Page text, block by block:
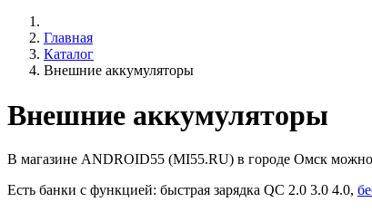
Главная
Каталог
Внешние аккумуляторы
Внешние аккумуляторы
В магазине ANDROID55 (MI55.RU) в городе Омск
Есть банки с функцией: быстрая зарядка QC 2.0 3.0 4.0,